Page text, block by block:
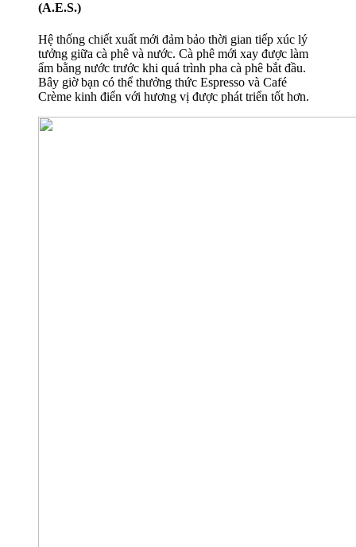
(A.E.S.)
Hệ thống chiết xuất mới đảm bảo thời gian tiếp xúc lý
tưởng giữa cà phê và nước. Cà phê mới xay được làm
ẩm bằng nước trước khi quá trình pha cà phê bắt đầu.
Bây giờ bạn có thể thưởng thức Espresso và Café
Crème kinh điển với hương vị được phát triển tốt hơn.